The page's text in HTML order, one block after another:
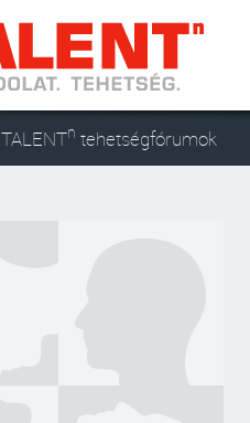
TALENTn tehetségfórumok